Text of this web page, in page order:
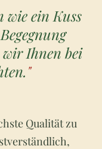
wie ein Kuss
wir Ihnen bei
"
Qualität zu